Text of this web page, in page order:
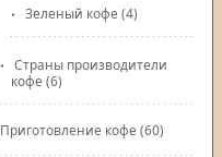
Зеленый кофе (4)
Страны производители
кофе (6)
Приготовление кофе (60)